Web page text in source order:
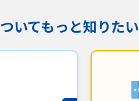
メンテナンス情報
ついてもっと知りたい